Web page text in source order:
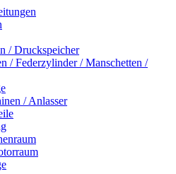
/ Druckspeicher
/ Federzylinder / Manschetten /
/ Anlasser